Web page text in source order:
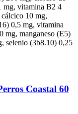
mg, vitamina B2 4
10 mg,
0,5 mg, vitamina
mg, manganeso (E5)
selenio (3b8.10) 0,25
Coastal 60